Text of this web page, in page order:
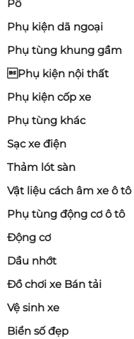
Pô
Phụ kiện dã ngoại
Phụ tùng khung gầm
Phụ kiện nội thất
Phụ kiện cốp xe
Phụ tùng khác
Sạc xe điện
Thảm lót sàn
Vật liệu cách âm xe ô tô
Phụ tùng động cơ ô tô
Động cơ
Dầu nhớt
Đồ chơi xe Bán tải
Vệ sinh xe
Biển số đẹp